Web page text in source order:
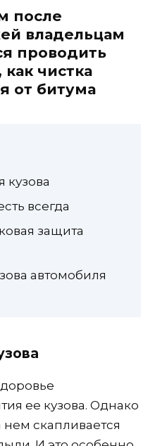
после
владельцам
проводить
чистка
от битума
кузова
всегда
защита
автомобиля
ее кузова. Однако
скапливается